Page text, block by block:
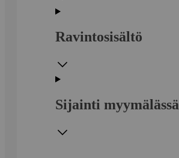
Ravintosisältö
Sijainti myymälässä